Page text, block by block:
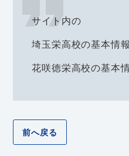
サイト内の
埼玉栄高校の基本情
花咲徳栄高校の基本
前へ戻る